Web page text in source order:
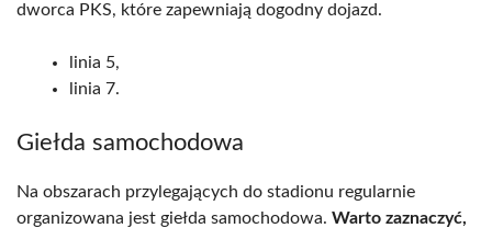
dworca PKS, które zapewniają dogodny dojazd.
linia 5,
linia 7.
Giełda samochodowa
Na obszarach przylegających do stadionu regularnie
organizowana jest giełda samochodowa. Warto zaznaczyć,